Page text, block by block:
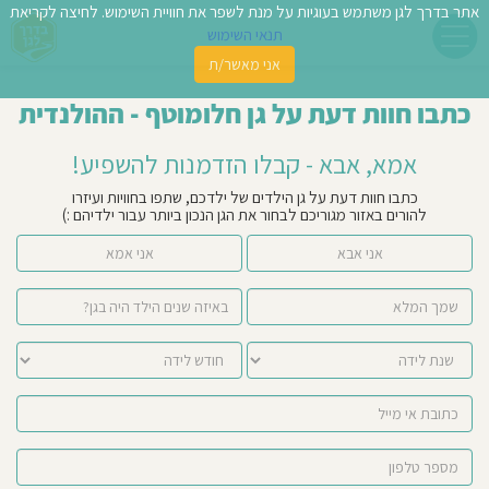
כתבו חוות דעת על גן חלומוטף - ההולנדית
אמא, אבא - קבלו הזדמנות להשפיע!
כתבו חוות דעת על גן הילדים של ילדכם, שתפו בחוויות ועיזרו
להורים באזור מגוריכם לבחור את הגן הנכון ביותר עבור ילדיהם :)
אני אמא אני אבא
אתר בדרך לגן משתמש בעוגיות על מנת לשפר את חוויית השימוש. לחיצה לקריאת
תנאי השימוש
אני מאשר/ת